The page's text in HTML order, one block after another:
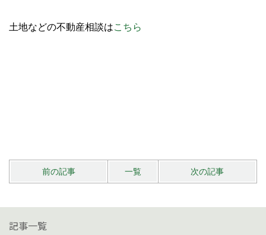
土地などの不動産相談はこちら
前の記事 一覧 次の記事
記事一覧